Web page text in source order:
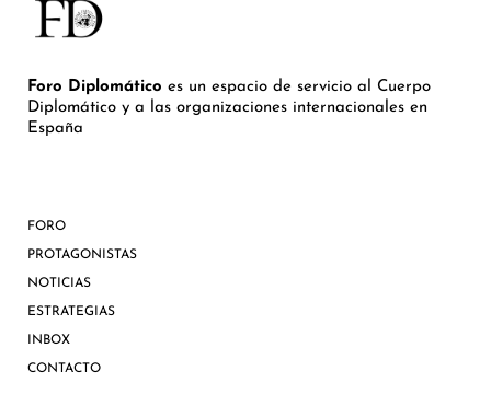
Foro Diplomático es un espacio de servicio al Cuerpo
Diplomático y a las organizaciones internacionales en
España
FORO
PROTAGONISTAS
NOTICIAS
ESTRATEGIAS
INBOX
CONTACTO